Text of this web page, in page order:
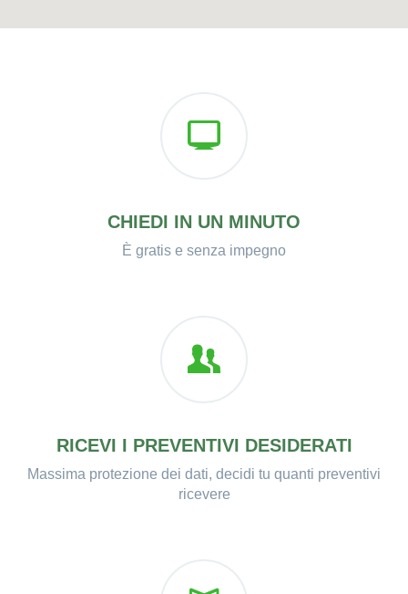
CHIEDI IN UN MINUTO
È gratis e senza impegno
RICEVI I PREVENTIVI DESIDERATI
Massima protezione dei dati, decidi tu quanti preventivi
ricevere